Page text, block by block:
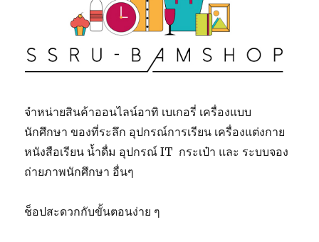
จำหน่ายสินค้าออนไลน์อาทิ เบเกอรี่ เครื่องแบบ
นักศึกษา ของที่ระลึก อุปกรณ์การเรียน เครื่องแต่งกาย
หนังสือเรียน น้ำดื่ม อุปกรณ์ IT กระเป๋า และ ระบบจอง
ถ่ายภาพนักศึกษา อื่นๆ
ช็อปสะดวกกับขั้นตอนง่าย ๆ